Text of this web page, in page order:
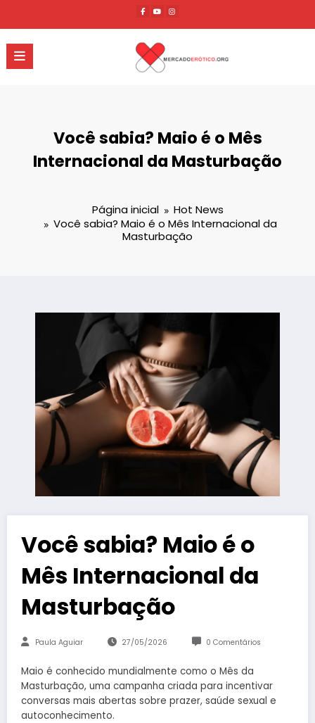
o
conteúdo
Você sabia? Maio é o Mês
Internacional da Masturbação
Página inicial
Hot News
Você sabia? Maio é o Mês Internacional da
Masturbação
Você sabia? Maio é o
Mês Internacional da
Masturbação
Paula Aguiar 27/05/2026 0 Comentários
Maio é conhecido mundialmente como o Mês da
Masturbação, uma campanha criada para incentivar
conversas mais abertas sobre prazer, saúde sexual e
autoconhecimento.